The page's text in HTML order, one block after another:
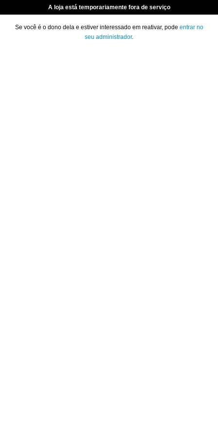
A loja está temporariamente fora de serviço
Se você é o dono dela e estiver interessado em reativar, pode entrar no
seu administrador.